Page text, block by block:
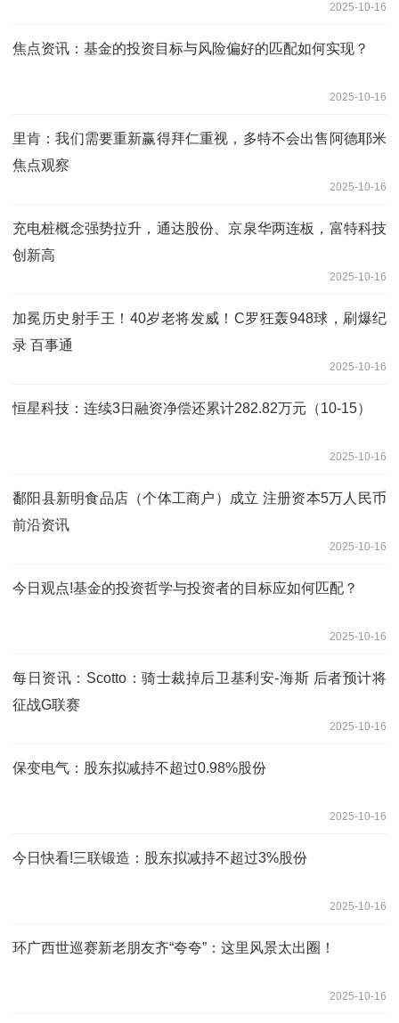
2025-10-16
焦点资讯：基金的投资目标与风险偏好的匹配如何实现？
2025-10-16
里肯：我们需要重新赢得拜仁重视，多特不会出售阿德耶米
焦点观察
2025-10-16
充电桩概念强势拉升，通达股份、京泉华两连板，富特科技
创新高
2025-10-16
加冕历史射手王！40岁老将发威！C罗狂轰948球，刷爆纪
录 百事通
2025-10-16
恒星科技：连续3日融资净偿还累计282.82万元（10-15）
2025-10-16
鄱阳县新明食品店（个体工商户）成立 注册资本5万人民币
前沿资讯
2025-10-16
今日观点!基金的投资哲学与投资者的目标应如何匹配？
2025-10-16
每日资讯：Scotto：骑士裁掉后卫基利安-海斯 后者预计将
征战G联赛
2025-10-16
保变电气：股东拟减持不超过0.98%股份
2025-10-16
今日快看!三联锻造：股东拟减持不超过3%股份
2025-10-16
环广西世巡赛新老朋友齐“夸夸”：这里风景太出圈！
2025-10-16